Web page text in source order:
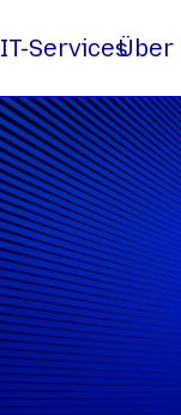
IT-ServicesÜber